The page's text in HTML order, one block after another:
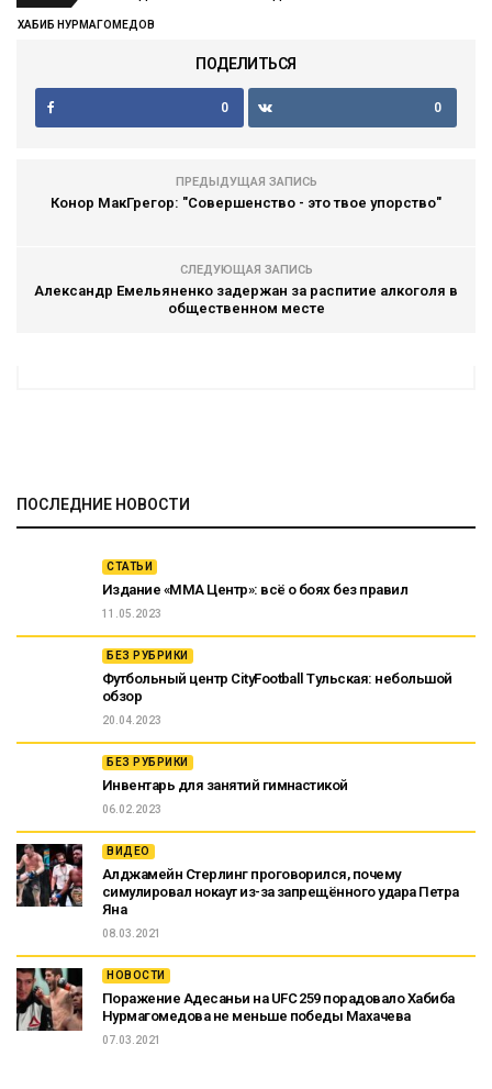
ХАБИБ НУРМАГОМЕДОВ
ПОДЕЛИТЬСЯ
0 0
ПРЕДЫДУЩАЯ ЗАПИСЬ
Конор МакГрегор: "Совершенство - это твое упорство"
СЛЕДУЮЩАЯ ЗАПИСЬ
Александр Емельяненко задержан за распитие алкоголя в
общественном месте
ПОСЛЕДНИЕ НОВОСТИ
СТАТЬИ
Издание «ММА Центр»: всё о боях без правил
11.05.2023
БЕЗ РУБРИКИ
Футбольный центр CityFootball Тульская: небольшой
обзор
20.04.2023
БЕЗ РУБРИКИ
Инвентарь для занятий гимнастикой
06.02.2023
ВИДЕО
Алджамейн Стерлинг проговорился, почему
симулировал нокаут из-за запрещённого удара Петра
Яна
08.03.2021
НОВОСТИ
Поражение Адесаньи на UFC 259 порадовало Хабиба
Нурмагомедова не меньше победы Махачева
07.03.2021